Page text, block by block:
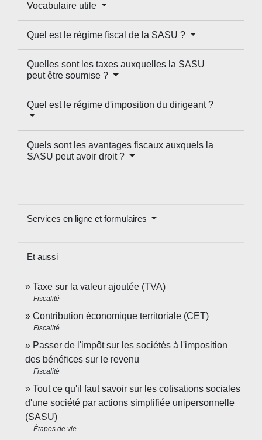
Vocabulaire utile
Quel est le régime fiscal de la SASU ?
Quelles sont les taxes auxquelles la SASU
peut être soumise ?
Quel est le régime d'imposition du dirigeant ?
Quels sont les avantages fiscaux auxquels la
SASU peut avoir droit ?
Services en ligne et formulaires
Et aussi
Taxe sur la valeur ajoutée (TVA)
Fiscalité
Contribution économique territoriale (CET)
Fiscalité
Passer de l'impôt sur les sociétés à l'imposition
des bénéfices sur le revenu
Fiscalité
Tout ce qu'il faut savoir sur les cotisations sociales
d'une société par actions simplifiée unipersonnelle
(SASU)
Étapes de vie